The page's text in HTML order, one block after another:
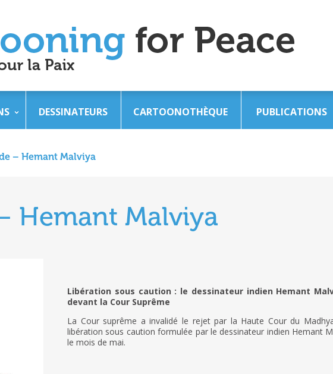
DESSINATEURS CARTOONOTHÈQUE PUBLICATIONS
– Hemant Malviya
Hemant Malviya
Libération sous caution : le dessinateur indien Hemant
devant la Cour Suprême
La Cour suprême a invalidé le rejet par la Haute Cour du
libération sous caution formulée par le dessinateur indien Hemant
le mois de mai.